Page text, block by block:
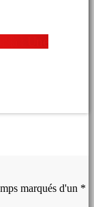
marqués d'un *